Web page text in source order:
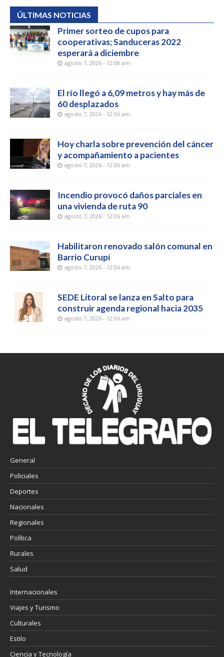
ÚLTIMAS NOTICIAS
Primer sorteo de cupos para
cooperativas; Sanduceras 2022
esperará a diciembre
agosto 7, 2026 - 12:08 am
El río llegó a 6,09 metros y hay más de
60 desplazados
agosto 7, 2026 - 12:06 am
Hoy charla sobre prevención del cáncer
y acompañamiento a pacientes
agosto 7, 2026 - 12:06 am
Incendio provocó daños parciales en
una vivienda de ruta 90
agosto 7, 2026 - 12:06 am
Habilitaron renovado salón comunal en
Barrio Curupí
agosto 7, 2026 - 12:06 am
SEDE Litoral se lanza en Salto para
construir agenda regional hacia 2035
agosto 7, 2026 - 12:06 am
General
Policiales
Deportes
Nacionales
Regionales
Política
Rurales
Salud
Internacionales
Viajes y Turismo
Culturales
Estilo
Ciencia y Tecnología